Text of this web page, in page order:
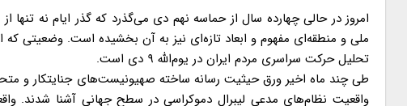
امروز در حالی چهارده سال از حماسه نهم دی می‌گذرد که گذر ایام نه
ملی و منطقه‌ای مفهوم و ابعاد تازه‌ای نیز به آن بخشیده است. وضعیتی
تحلیل حرکت سراسری مردم ایران در یوم‌الله ۹ دی است.
طی چند ماه اخیر ورق حیثیت رسانه ساخته صهیونیست‌های جنایتکار و
واقعیت نظام‌های مدعی لیبرال دموکراسی در سطح جهانی آشنا شدند.